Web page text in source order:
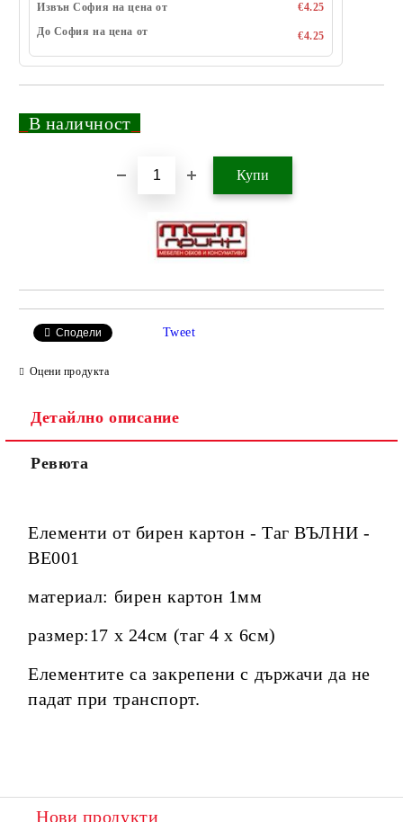
Извън София на цена от
€4.25
До София на цена от
€4.25
В наличност
Сподели Tweet
Оцени продукта
Детайлно описание
Ревюта
Елементи от бирен картон - Таг ВЪЛНИ -
BE001
материал: бирен картон 1мм
размер:17 х 24см (таг 4 х 6см)
Елементите са закрепени с държачи да не
падат при транспорт.
Нови продукти